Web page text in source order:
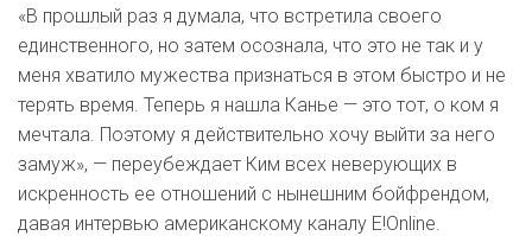
«В прошлый раз я думала, что встретила своего
единственного, но затем осознала, что это не так и у
меня хватило мужества признаться в этом быстро и не
терять время. Теперь я нашла Канье — это тот, о ком я
мечтала. Поэтому я действительно хочу выйти за него
замуж», — переубеждает Ким всех неверующих в
искренность ее отношений с нынешним бойфрендом,
давая интервью американскому каналу E!Online.